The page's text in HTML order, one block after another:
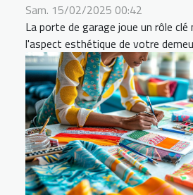
Sam. 15/02/2025 00:42
La porte de garage joue un rôle
l'aspect esthétique de votre